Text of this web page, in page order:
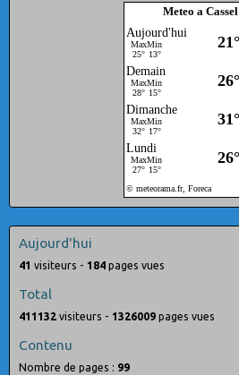
Meteo a Cassel
Aujourd'hui
41 visiteurs - 184 pages vues
Total
411132 visiteurs - 1326009 pages vues
Contenu
Nombre de pages : 99